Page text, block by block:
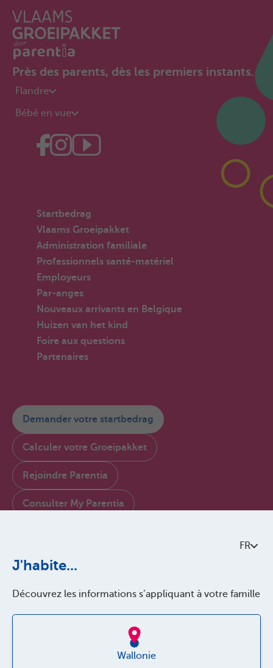
FR
J'habite...
Découvrez les informations s’appliquant à votre famille
Wallonie
Près des parents, dès les premiers instants.
Flandre
Bébé en vue
Startbedrag
Vlaams Groeipakket
Administration familiale
Professionnels santé-matériel
Employeurs
Par-anges
Nouveaux arrivants en Belgique
Huizen van het kind
Foire aux questions
Partenaires
Demander votre startbedrag
Calculer votre Groeipakket
Rejoindre Parentia
Consulter My Parentia
À propos de Parentia
Accessibilité